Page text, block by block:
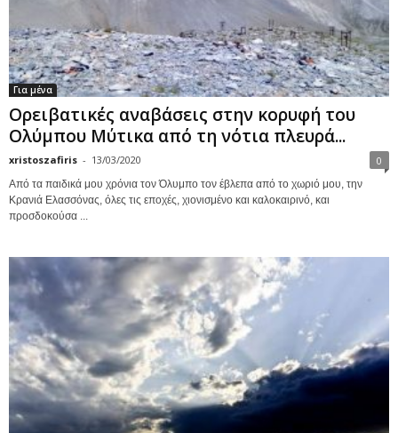
Για μένα
Ορειβατικές αναβάσεις στην κορυφή του
Ολύμπου Μύτικα από τη νότια πλευρά...
xristoszafiris - 13/03/2020 0
Από τα παιδικά μου χρόνια τον Όλυμπο τον έβλεπα από το χωριό μου, την
Κρανιά Ελασσόνας, όλες τις εποχές, χιονισμένο και καλοκαιρινό, και
προσδοκούσα ...